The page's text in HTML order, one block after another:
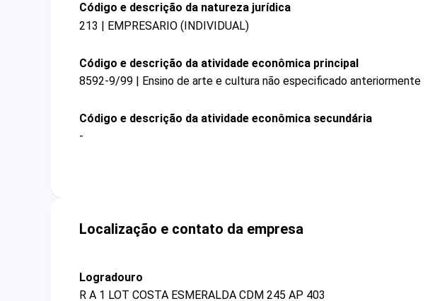
Código e descrição da natureza jurídica
213 | EMPRESARIO (INDIVIDUAL)
Código e descrição da atividade econômica principal
8592-9/99 | Ensino de arte e cultura não especificado anteriormente
Código e descrição da atividade econômica secundária
-
Localização e contato da empresa
Logradouro
R A 1 LOT COSTA ESMERALDA CDM 245 AP 403